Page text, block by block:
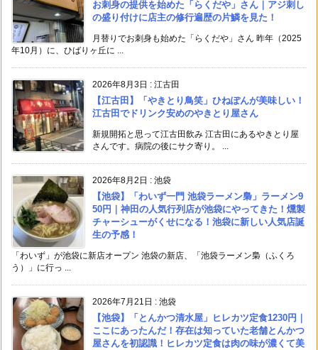
お刺身の提供を始めた「らくだや」さん｜アジ刺し
の盛り付けに店主の修行遍歴の片鱗を見た！
月替りでお刺身も始めた「らくだや」さん 昨年（2025
年10月）に、ひばりヶ丘に ...
2026年8月3日 : 江古田
【江古田】「やきとり鳥笑」ひねぽんが美味しい！
江古田でドリンク安めのやきとり屋さん
新規開拓と思って江古田飲み 江古田にあるやきとり屋
さんです。病院の後にサク寄り。 ...
2026年8月2日 : 池袋
【池袋】「わいず一門 池袋ラーメン梟」ラーメン9
50円｜神田の人気行列店が池袋にやってきた！燻製
チャーシューがくせになる！池袋に新しい人気店誕
生の予感！
「わいず」が池袋に新店オープン 池袋の新店、「池袋ラーメン梟（ふくろ
う）」に行っ ...
2026年7月21日 : 池袋
【池袋】「とんかつ清水屋」ヒレカツ定食1230円｜
ここにあったんだ！存在は知っていた老舗とんかつ
屋さんを初認識！ヒレカツ定食は肉の味が濃くて美